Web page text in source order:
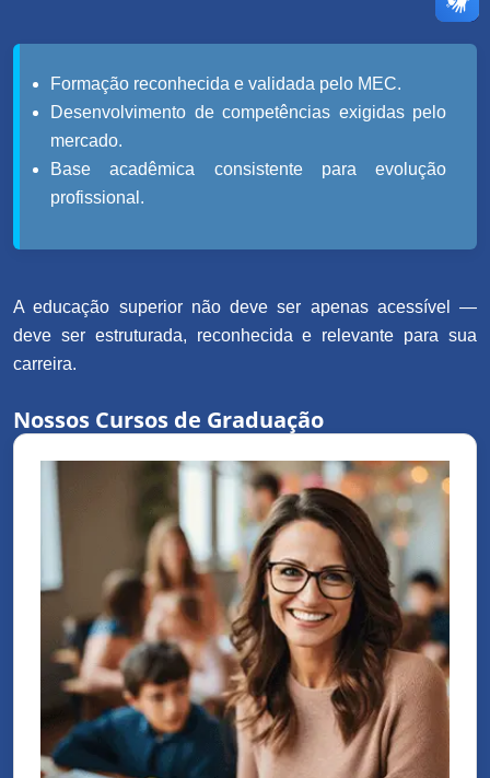
Formação reconhecida e validada pelo MEC.
Desenvolvimento de competências exigidas pelo
mercado.
Base acadêmica consistente para evolução
profissional.
A educação superior não deve ser apenas acessível —
deve ser estruturada, reconhecida e relevante para sua
carreira.
Nossos Cursos de Graduação